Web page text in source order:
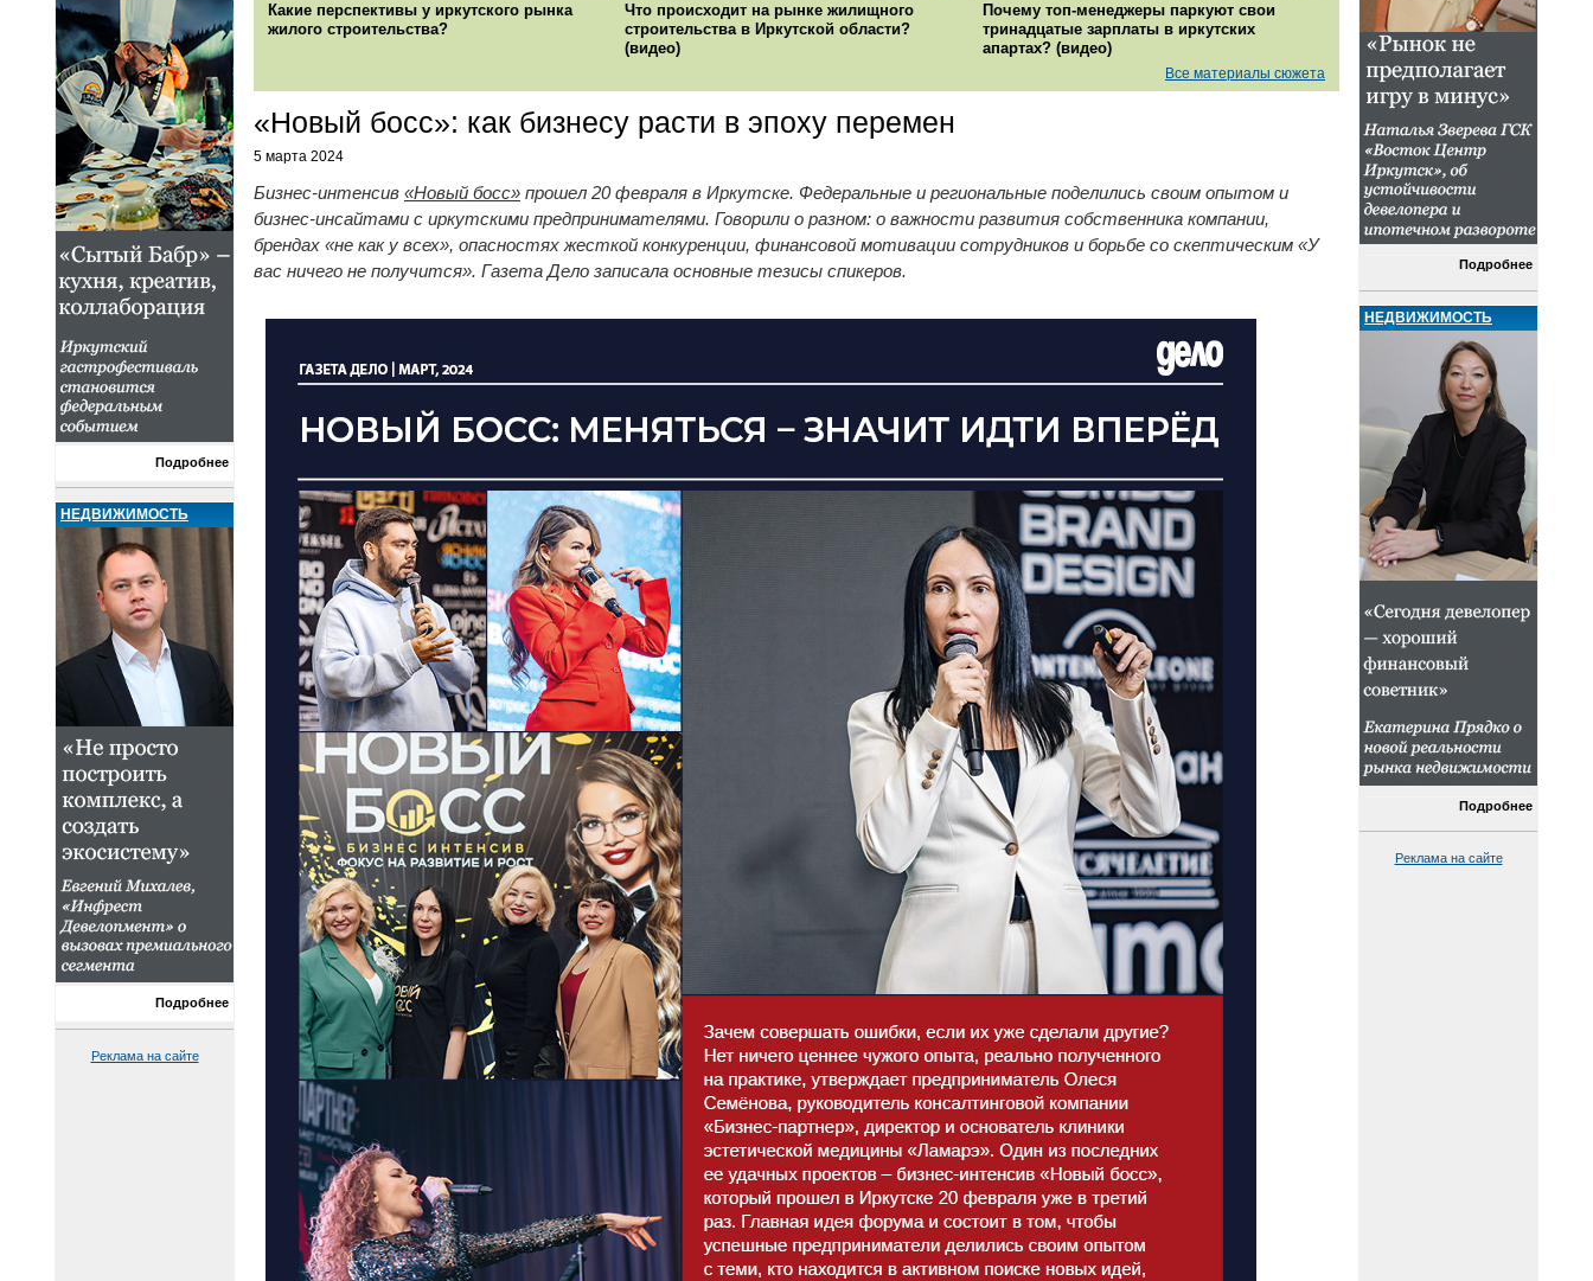
Подробнее
НЕДВИЖИМОСТЬ
Подробнее
Реклама на сайте
Какие перспективы у иркутского рынка
жилого строительства?
Что происходит на рынке жилищного
строительства в Иркутской области?
(видео)
Почему топ-менеджеры паркуют свои
тринадцатые зарплаты в иркутских
апартах? (видео)
Все материалы сюжета
«Новый босс»: как бизнесу расти в эпоху перемен
5 марта 2024
Бизнес-интенсив «Новый босс» прошел 20 февраля в Иркутске. Федеральные и региональные поделились своим опытом и
бизнес-инсайтами с иркутскими предпринимателями. Говорили о разном: о важности развития собственника компании,
брендах «не как у всех», опасностях жесткой конкуренции, финансовой мотивации сотрудников и борьбе со скептическим «У
вас ничего не получится». Газета Дело записала основные тезисы спикеров.
Подробнее
НЕДВИЖИМОСТЬ
Подробнее
Реклама на сайте